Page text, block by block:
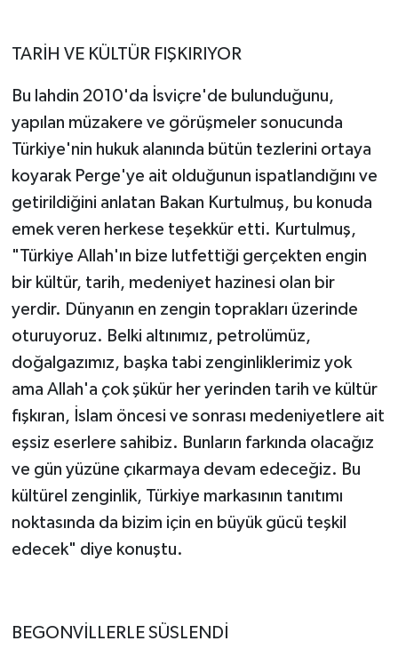
TARİH VE KÜLTÜR FIŞKIRIYOR
Bu lahdin 2010'da İsviçre'de bulunduğunu,
yapılan müzakere ve görüşmeler sonucunda
Türkiye'nin hukuk alanında bütün tezlerini ortaya
koyarak Perge'ye ait olduğunun ispatlandığını ve
getirildiğini anlatan Bakan Kurtulmuş, bu konuda
emek veren herkese teşekkür etti. Kurtulmuş,
"Türkiye Allah'ın bize lutfettiği gerçekten engin
bir kültür, tarih, medeniyet hazinesi olan bir
yerdir. Dünyanın en zengin toprakları üzerinde
oturuyoruz. Belki altınımız, petrolümüz,
doğalgazımız, başka tabi zenginliklerimiz yok
ama Allah'a çok şükür her yerinden tarih ve kültür
fışkıran, İslam öncesi ve sonrası medeniyetlere ait
eşsiz eserlere sahibiz. Bunların farkında olacağız
ve gün yüzüne çıkarmaya devam edeceğiz. Bu
kültürel zenginlik, Türkiye markasının tanıtımı
noktasında da bizim için en büyük gücü teşkil
edecek" diye konuştu.
BEGONVİLLERLE SÜSLENDİ